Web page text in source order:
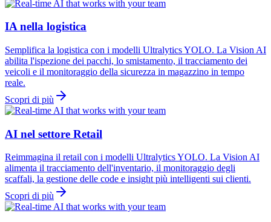
IA nella logistica
Semplifica la logistica con i modelli Ultralytics YOLO. La Vision AI
abilita l'ispezione dei pacchi, lo smistamento, il tracciamento dei
veicoli e il monitoraggio della sicurezza in magazzino in tempo
reale.
Scopri di più
AI nel settore Retail
Reimmagina il retail con i modelli Ultralytics YOLO. La Vision AI
alimenta il tracciamento dell'inventario, il monitoraggio degli
scaffali, la gestione delle code e insight più intelligenti sui clienti.
Scopri di più